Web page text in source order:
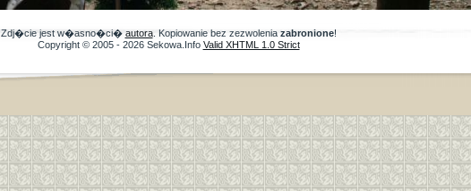
Zdj�cie jest w�asno�ci� autora. Kopiowanie bez zezwolenia zabronione!
Copyright © 2005 - 2026 Sekowa.Info Valid XHTML 1.0 Strict